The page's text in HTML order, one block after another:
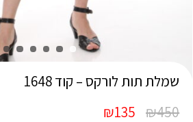
שמלת תות לורקס – קוד 1648
₪450
₪135